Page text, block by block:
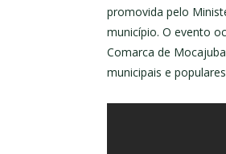
promovida pelo
município. O evento
Comarca de
municipais e